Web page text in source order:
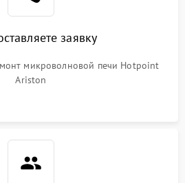
2400 ₽ Подробнее →
2000 ₽ Подробнее →
заявку
микроволновой печи Hotpoint
Ariston